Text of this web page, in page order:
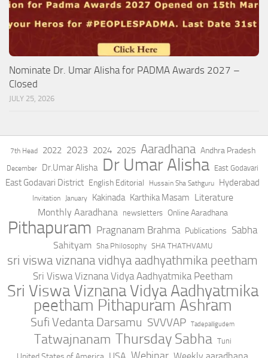
Nominate Dr. Umar Alisha for PADMA Awards 2027 –
Closed
JULY 25, 2026
7th Head 2022 2023 2024 2025 Aaradhana Andhra Pradesh
December Dr.Umar Alisha Dr Umar Alisha East Godavari
East Godavari District English Editorial Hussain Sha Sathguru Hyderabad
Invitation January Kakinada Karthika Masam Literature
Monthly Aaradhana
newsletters Online Aaradhana
Pithapuram Pragnanam Brahma Publications Sabha
Sahityam Sha Philosophy SHA THATHVAMU
sri viswa viznana vidhya aadhyathmika peetham
Sri Viswa Viznana Vidya Aadhyatmika Peetham
Sri Viswa Viznana Vidya Aadhyatmika
peetham Pithapuram Ashram
Sufi Vedanta Darsamu SVVVAP Tadepalligudem
Tatwajnanam Thursday Sabha Tuni